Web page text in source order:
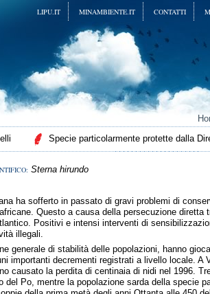
CONTATTI
MINAMBIENTE.IT
LIPU.IT
Specie particolarmente protette dalla
Sterna hirundo
ha sofferto in passato di gravi problemi di
Questo a causa della persecuzione diretta
Positivi e intensi interventi di
illegali.
generale di stabilità delle popolazioni, hanno
importanti decrementi registrati a livello locale. A
causato la perdita di centinaia di nidi nel 1996.
Po, mentre la popolazione sarda della specie